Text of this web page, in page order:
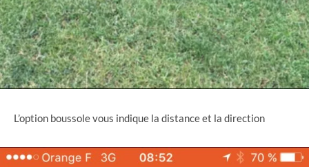
L’option boussole vous indique la distance et la direction